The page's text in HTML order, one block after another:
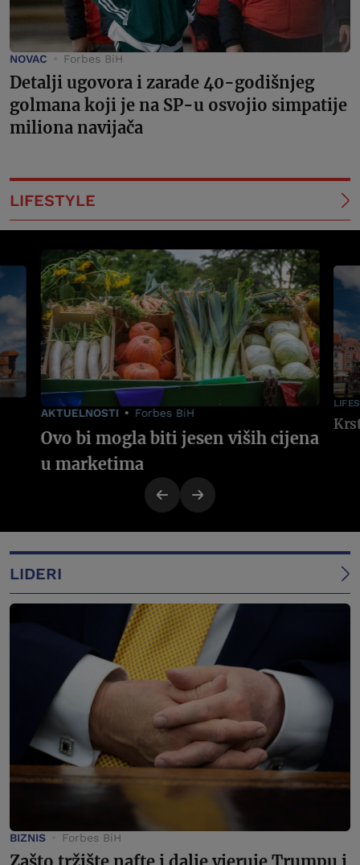
NOVAC Forbes BiH
Detalji ugovora i zarade 40-godišnjeg
golmana koji je na SP-u osvojio simpatije
miliona navijača
LIFESTYLE
AKTUELNOSTI Forbes BiH
Ovo bi mogla biti jesen viših cijena
u marketima
LIDERI
BIZNIS Forbes BiH